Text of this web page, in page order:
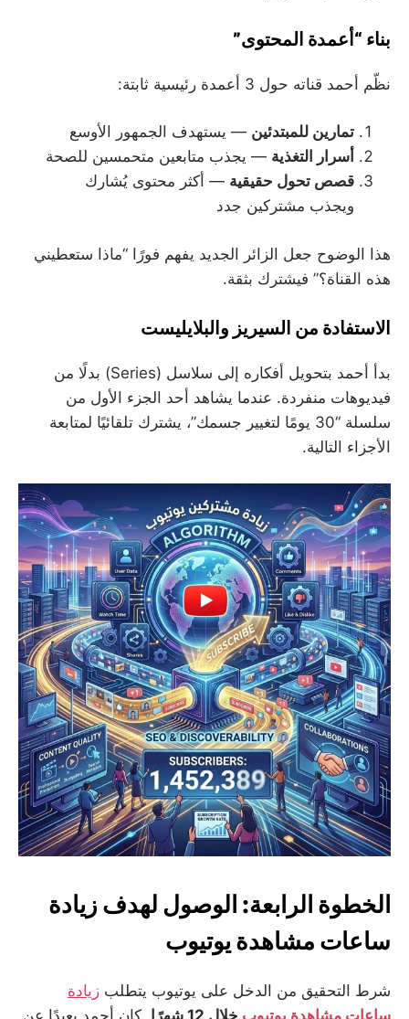
بناء “أعمدة المحتوى”
نظّم أحمد قناته حول 3 أعمدة رئيسية ثابتة:
تمارين للمبتدئين — يستهدف الجمهور الأوسع
أسرار التغذية — يجذب متابعين متحمسين للصحة
قصص تحول حقيقية — أكثر محتوى يُشارك
ويجذب مشتركين جدد
هذا الوضوح جعل الزائر الجديد يفهم فورًا “ماذا ستعطيني
هذه القناة؟” فيشترك بثقة.
الاستفادة من السيريز والبلايليست
بدأ أحمد بتحويل أفكاره إلى سلاسل (Series) بدلًا من
فيديوهات منفردة. عندما يشاهد أحد الجزء الأول من
سلسلة “30 يومًا لتغيير جسمك”، يشترك تلقائيًا لمتابعة
الأجزاء التالية.
الخطوة الرابعة: الوصول لهدف زيادة
ساعات مشاهدة يوتيوب
شرط التحقيق من الدخل على يوتيوب يتطلب زيادة